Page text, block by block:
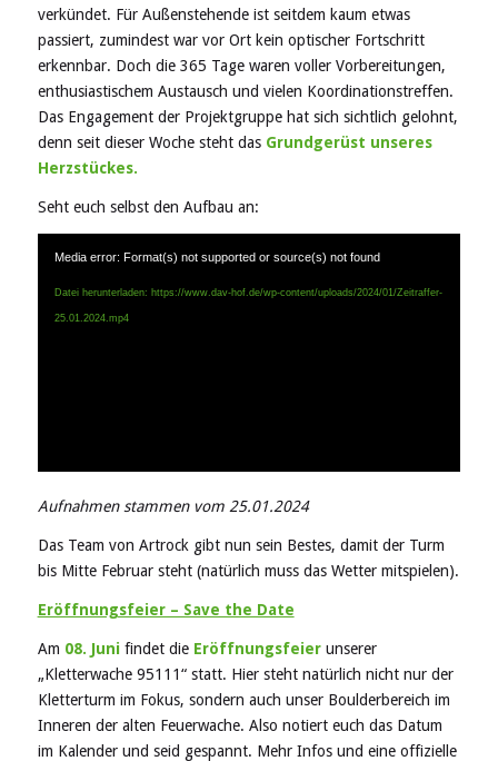
verkündet. Für Außenstehende ist seitdem kaum etwas
passiert, zumindest war vor Ort kein optischer Fortschritt
erkennbar. Doch die 365 Tage waren voller Vorbereitungen,
enthusiastischem Austausch und vielen Koordinationstreffen.
Das Engagement der Projektgruppe hat sich sichtlich gelohnt,
denn seit dieser Woche steht das Grundgerüst unseres
Herzstückes.
Seht euch selbst den Aufbau an:
Media error: Format(s) not supported or source(s) not found
Datei herunterladen: https://www.dav-hof.de/wp-content/uploads/2024/01/Zeitraffer-
25.01.2024.mp4
Aufnahmen stammen vom 25.01.2024
Das Team von Artrock gibt nun sein Bestes, damit der Turm
bis Mitte Februar steht (natürlich muss das Wetter mitspielen).
Eröffnungsfeier – Save the Date
Am 08. Junifindet die Eröffnungsfeierunserer
„Kletterwache 95111“ statt. Hier steht natürlich nicht nur der
Kletterturm im Fokus, sondern auch unser Boulderbereich im
Inneren der alten Feuerwache. Also notiert euch das Datum
im Kalender und seid gespannt. Mehr Infos und eine offizielle